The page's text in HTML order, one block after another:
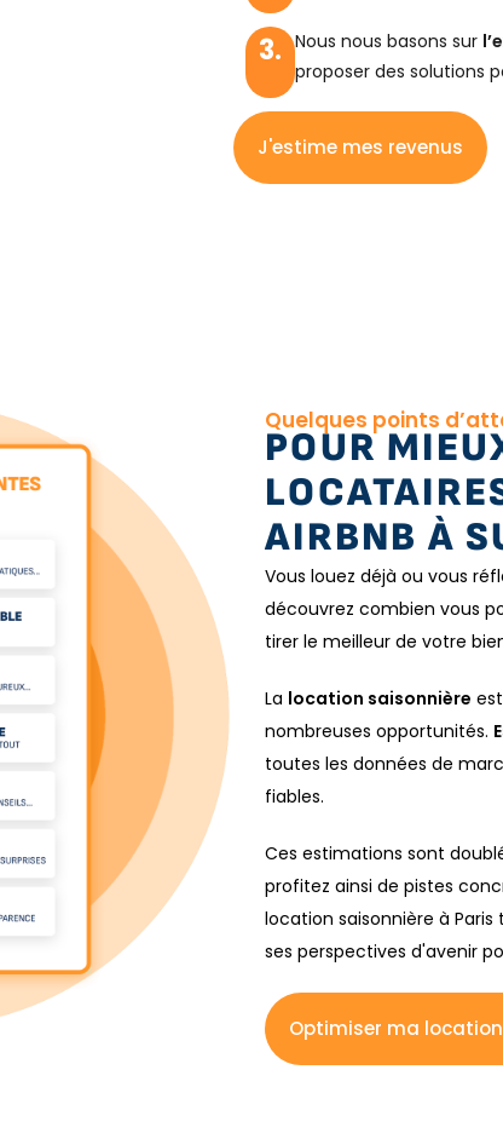
3. Nous nous basons sur
proposer des solutions
J'estime mes revenus
Quelques points
POUR
AIRBNB À
Vous louez déjà ou vous
découvrez combien vous
tirer le meilleur de votre
La location saisonnière
nombreuses opportunités.
toutes les données de
fiables.
Ces estimations sont
profitez ainsi de pistes
location saisonnière à
ses perspectives d'avenir
Optimiser ma